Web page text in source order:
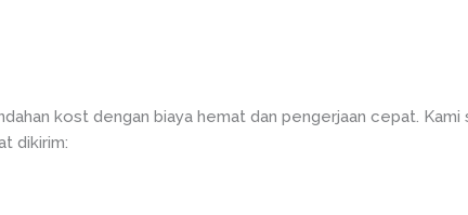
kost dengan biaya hemat dan pengerjaan cepat. Kami
dikirim: